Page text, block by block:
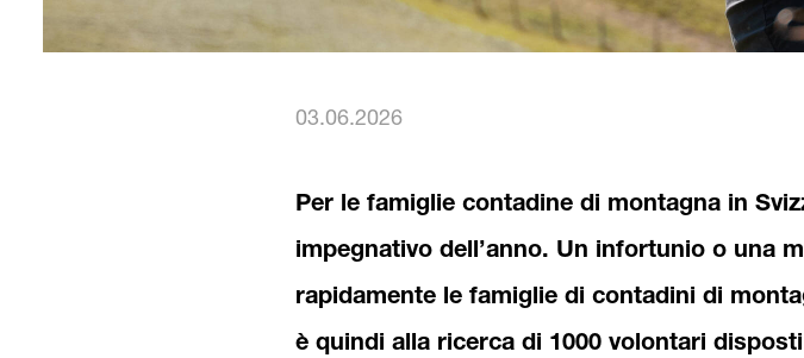
03.06.2026
Per le famiglie contadine di montagna in
impegnativo dell’anno. Un infortunio o una
rapidamente le famiglie di contadini di
è quindi alla ricerca di 1000 volontari